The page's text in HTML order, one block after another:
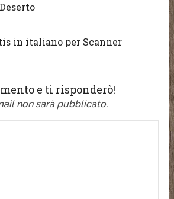
in italiano per Scanner
e ti risponderò!
non sarà pubblicato.